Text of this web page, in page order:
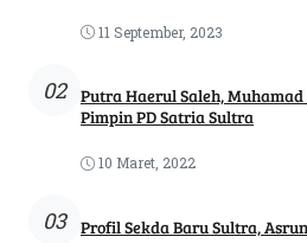
11 September, 2023
02
Putra Haerul Saleh,
Pimpin PD Satria Sultra
10 Maret, 2022
03 Profil Sekda Baru Sultra,